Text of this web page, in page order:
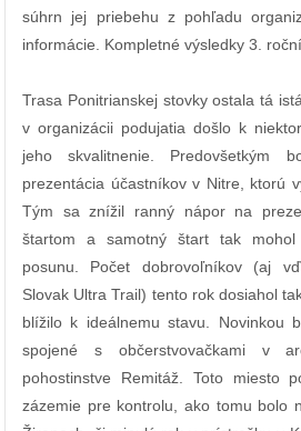
súhrn jej priebehu z pohľadu
informácie. Kompletné výsledky 3.
Trasa Ponitrianskej stovky ostala tá
v organizácii podujatia došlo k
jeho skvalitnenie. Predovšetkým
prezentácia účastníkov v Nitre, ktorú
Tým sa znížil ranný nápor na
štartom a samotný štart tak
posunu. Počet dobrovoľníkov (aj
Slovak Ultra Trail) tento rok dosiahol
blížilo k ideálnemu stavu. Novinkou
spojené s občerstvovačkami v
pohostinstve Remitáž. Toto miesto
zázemie pre kontrolu, ako tomu bolo